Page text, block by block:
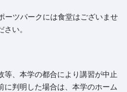
ツパークには食堂はございませ
い。
、本学の都合により講習が中止
に判明した場合は、本学のホーム